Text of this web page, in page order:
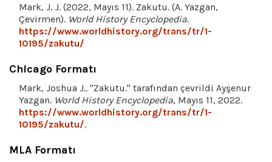
Mark, J. J. (2022, Mayıs 11). Zakutu. (A. Yazgan,
Çevirmen). World History Encyclopedia.
https://www.worldhistory.org/trans/tr/1-
10195/zakutu/
Chicago Formatı
Mark, Joshua J.. "Zakutu." tarafından çevrildi Ayşenur
Yazgan. World History Encyclopedia, Mayıs 11, 2022.
https://www.worldhistory.org/trans/tr/1-
10195/zakutu/.
MLA Formatı